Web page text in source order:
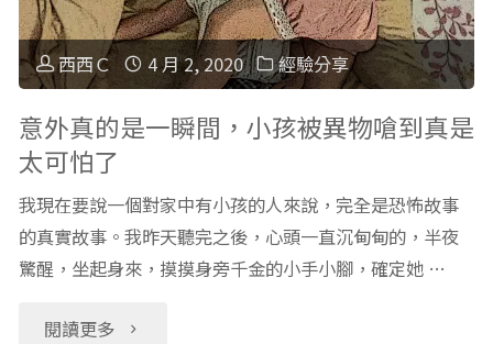
好
（下）"
進
前，
這
些
西西Ｃ 4 月 2, 2020 經驗分享
意外真的是一瞬間，小孩被異物嗆到真是
太可怕了
我現在要說一個對家中有小孩的人來說，完全是恐怖故事
的真實故事。我昨天聽完之後，心頭一直沉甸甸的，半夜
驚醒，坐起身來，摸摸身旁千金的小手小腳，確定她 …
閱讀更多
"意